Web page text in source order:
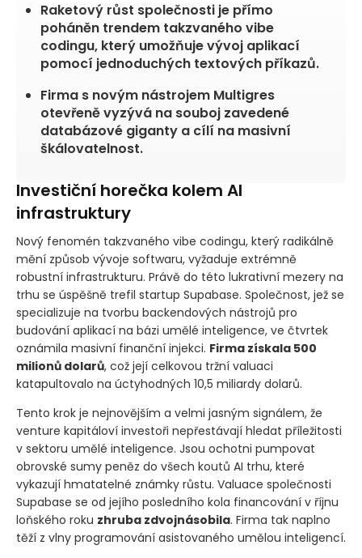
Raketový růst společnosti je přímo
poháněn trendem takzvaného vibe
codingu, který umožňuje vývoj aplikací
pomocí jednoduchých textových příkazů.
Firma s novým nástrojem Multigres
otevřeně vyzývá na souboj zavedené
databázové giganty a cílí na masivní
škálovatelnost.
Investiční horečka kolem AI
infrastruktury
Nový fenomén takzvaného vibe codingu, který radikálně
mění způsob vývoje softwaru, vyžaduje extrémně
robustní infrastrukturu. Právě do této lukrativní mezery na
trhu se úspěšně trefil startup Supabase. Společnost, jež se
specializuje na tvorbu backendových nástrojů pro
budování aplikací na bázi umělé inteligence, ve čtvrtek
oznámila masivní finanční injekci. Firma získala 500
milionů dolarů, což její celkovou tržní valuaci
katapultovalo na úctyhodných 10,5 miliardy dolarů.
Tento krok je nejnovějším a velmi jasným signálem, že
venture kapitáloví investoři nepřestávají hledat příležitosti
v sektoru umělé inteligence. Jsou ochotni pumpovat
obrovské sumy peněz do všech koutů AI trhu, které
vykazují hmatatelné známky růstu. Valuace společnosti
Supabase se od jejího posledního kola financování v říjnu
loňského roku zhruba zdvojnásobila. Firma tak naplno
těží z vlny programování asistovaného umělou inteligencí.